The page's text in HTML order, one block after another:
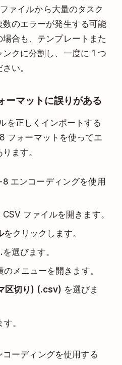
ァイルから大量のタスク
のエラーが発生する可能
合も、テンプレートまた
クに分割し、一度に 1 つ
い。
ーマットに誤りがある
を正しくインポートする
フォーマットを使ってエ
ます。
エンコーディングを使用
ファイルを開きます。
をクリックします。
を選びます。
のメニューを開きます。
区切り) (.csv) を選びま
。
ーディングを使用する